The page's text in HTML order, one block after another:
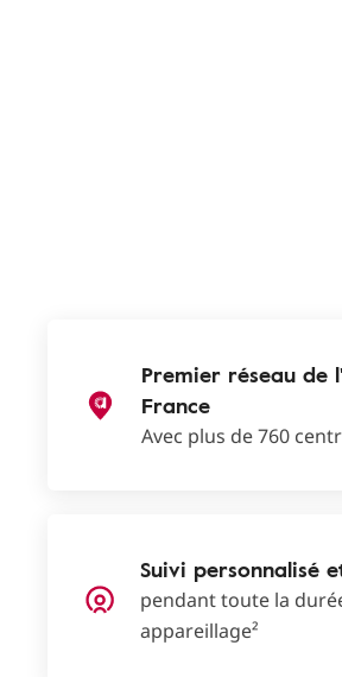
Premier réseau de
France
Avec plus de 760
Suivi personnalisé
pendant toute la
appareillage²